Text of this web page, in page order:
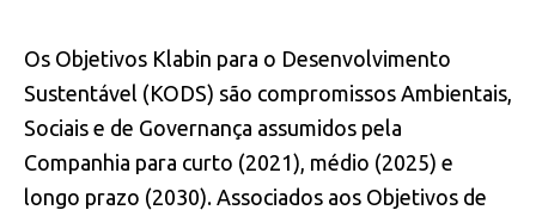
Os Objetivos Klabin para o Desenvolvimento
Sustentável (KODS) são compromissos Ambientais,
Sociais e de Governança assumidos pela
Companhia para curto (2021), médio (2025) e
longo prazo (2030). Associados aos Objetivos de